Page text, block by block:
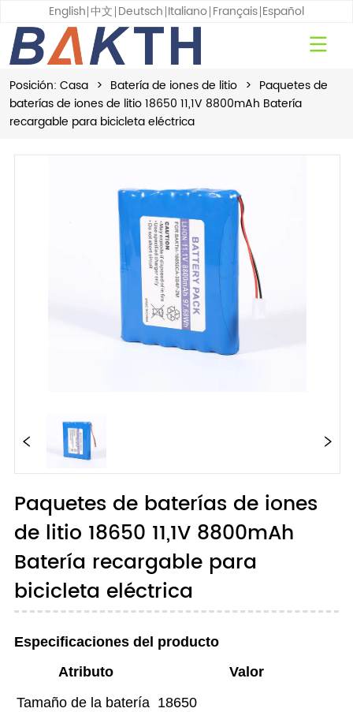
English 中文 Deutsch Italiano Français Español
Posición: Casa > Batería de iones de litio > Paquetes de
baterías de iones de litio 18650 11,1V 8800mAh Batería
recargable para bicicleta eléctrica
Paquetes de baterías de iones
de litio 18650 11,1V 8800mAh
Batería recargable para
bicicleta eléctrica
Especificaciones del producto
Atributo
Valor
Tamaño de la batería 18650